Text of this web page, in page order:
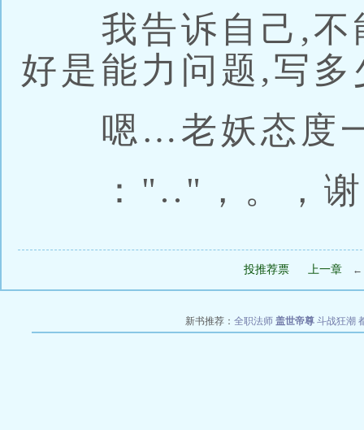
我告诉自己,不
好是能力问题,写
嗯…老妖态度一
：".."，。，谢
投推荐票 上一章 ←
新书推荐： 全职法师 盖世帝尊 斗战狂潮